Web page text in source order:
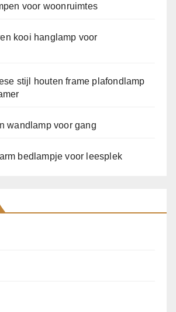
voor woonruimtes
kooi hanglamp voor
stijl houten frame plafondlamp
wandlamp voor gang
bedlampje voor leesplek